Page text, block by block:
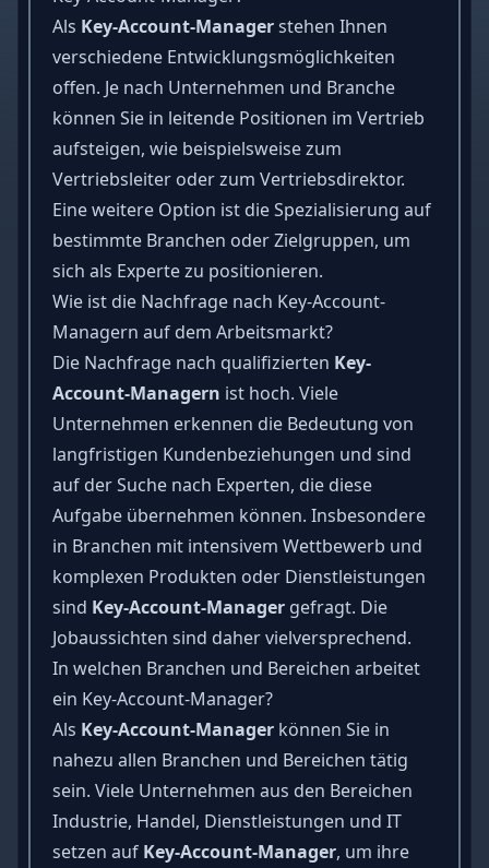
Als Key-Account-Managerstehen Ihnen
verschiedene Entwicklungsmöglichkeiten
offen. Je nach Unternehmen und Branche
können Sie in leitende Positionen im Vertrieb
aufsteigen, wie beispielsweise zum
Vertriebsleiter oder zum Vertriebsdirektor.
Eine weitere Option ist die Spezialisierung auf
bestimmte Branchen oder Zielgruppen, um
sich als Experte zu positionieren.
Wie ist die Nachfrage nach Key-Account-
Managern auf dem Arbeitsmarkt?
Die Nachfrage nach qualifizierten Key-
Account-Managern ist hoch. Viele
Unternehmen erkennen die Bedeutung von
langfristigen Kundenbeziehungen und sind
auf der Suche nach Experten, die diese
Aufgabe übernehmen können. Insbesondere
in Branchen mit intensivem Wettbewerb und
komplexen Produkten oder Dienstleistungen
sind Key-Account-Managergefragt. Die
Jobaussichten sind daher vielversprechend.
In welchen Branchen und Bereichen arbeitet
ein Key-Account-Manager?
Als Key-Account-Managerkönnen Sie in
nahezu allen Branchen und Bereichen tätig
sein. Viele Unternehmen aus den Bereichen
Industrie, Handel, Dienstleistungen und IT
setzen auf Key-Account-Manager, um ihre